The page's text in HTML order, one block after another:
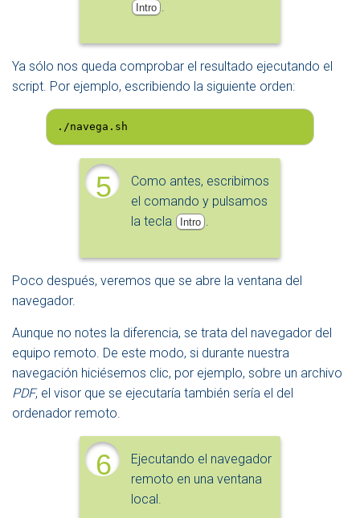
Intro
Ya sólo nos queda comprobar el resultado ejecutando el
script. Por ejemplo, escribiendo la siguiente orden:
./navega.sh
5
Como antes, escribimos
el comando y pulsamos
la tecla
Intro
Poco después, veremos que se abre la ventana del
navegador.
Aunque no notes la diferencia, se trata del navegador del
equipo remoto. De este modo, si durante nuestra
navegación hiciésemos clic, por ejemplo, sobre un archivo
PDF, el visor que se ejecutaría también sería el del
ordenador remoto.
6
Ejecutando el navegador
remoto en una ventana
local.